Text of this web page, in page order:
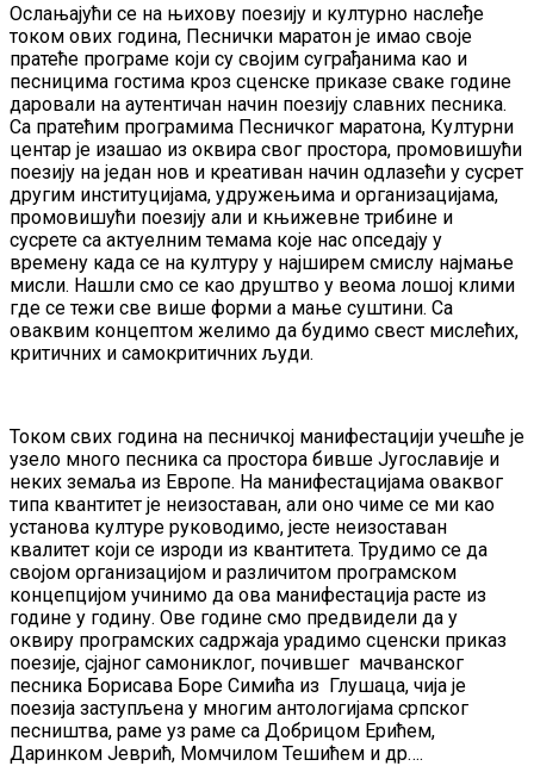
Ослањајући се на њихову поезију и културно наслеђе
током ових година, Песнички маратон је имао своје
пратеће програме који су својим суграђанима као и
песницима гостима кроз сценске приказе сваке године
даровали на аутентичан начин поезију славних песника.
Са пратећим програмима Песничког маратона, Културни
центар је изашао из оквира свог простора, промовишући
поезију на један нов и креативан начин одлазећи у сусрет
другим институцијама, удружењима и организацијама,
промовишући поезију али и књижевне трибине и
сусрете са актуелним темама које нас опседају у
времену када се на културу у најширем смислу најмање
мисли. Нашли смо се као друштво у веома лошој клими
где се тежи све више форми а мање суштини. Са
оваквим концептом желимо да будимо свест мислећих,
критичних и самокритичних људи.
Током свих година на песничкој манифестацији учешће је
узело много песника са простора бивше Југославије и
неких земаља из Европе. На манифестацијама оваквог
типа квантитет је неизоставан, али оно чиме се ми као
установа културе руководимо, јесте неизоставан
квалитет који се изроди из квантитета. Трудимо се да
својом организацијом и различитом програмском
концепцијом учинимо да ова манифестација расте из
године у годину. Ове године смо предвидели да у
оквиру програмских садржаја урадимо сценски приказ
поезије, сјајног самониклог, почившег мачванског
песника Борисава Боре Симића из Глушаца, чија је
поезија заступљена у многим антологијама српског
песништва, раме уз раме са Добрицом Ерићем,
Даринком Јеврић, Момчилом Тешићем и др….